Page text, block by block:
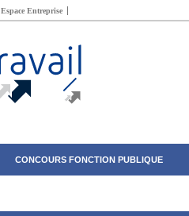
Espace Entreprise
CONCOURS FONCTION PUBLIQUE